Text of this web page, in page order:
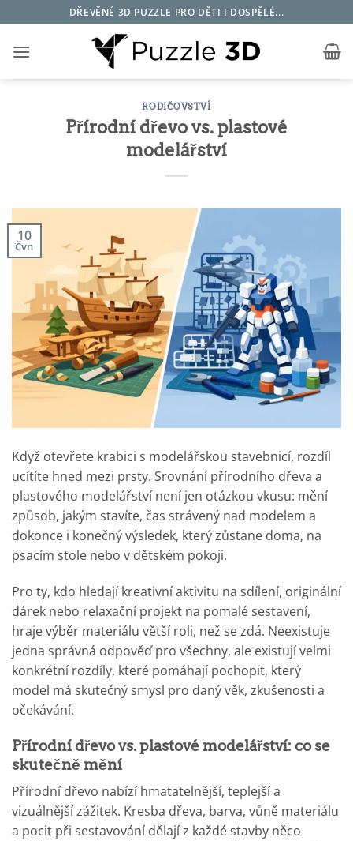
na
obsah
DŘEVĚNÉ 3D PUZZLE PRO DĚTI I DOSPĚLÉ...
RODIČOVSTVÍ
Přírodní dřevo vs. plastové
modelářství
10
Čvn
Když otevřete krabici s modelářskou stavebnicí, rozdíl
ucítíte hned mezi prsty. Srovnání přírodního dřeva a
plastového modelářství není jen otázkou vkusu: mění
způsob, jakým stavíte, čas strávený nad modelem a
dokonce i konečný výsledek, který zůstane doma, na
psacím stole nebo v dětském pokoji.
Pro ty, kdo hledají kreativní aktivitu na sdílení, originální
dárek nebo relaxační projekt na pomalé sestavení,
hraje výběr materiálu větší roli, než se zdá. Neexistuje
jedna správná odpověď pro všechny, ale existují velmi
konkrétní rozdíly, které pomáhají pochopit, který
model má skutečný smysl pro daný věk, zkušenosti a
očekávání.
Přírodní dřevo vs. plastové modelářství: co se
skutečně mění
Přírodní dřevo nabízí hmatatelnější, teplejší a
vizuálnější zážitek. Kresba dřeva, barva, vůně materiálu
a pocit při sestavování dělají z každé stavby něco